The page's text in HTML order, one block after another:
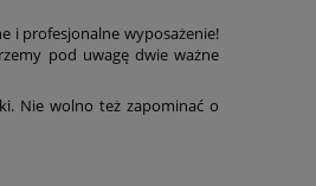
i profesjonalne wyposażenie!
pod uwagę dwie ważne
Nie wolno też zapominać o